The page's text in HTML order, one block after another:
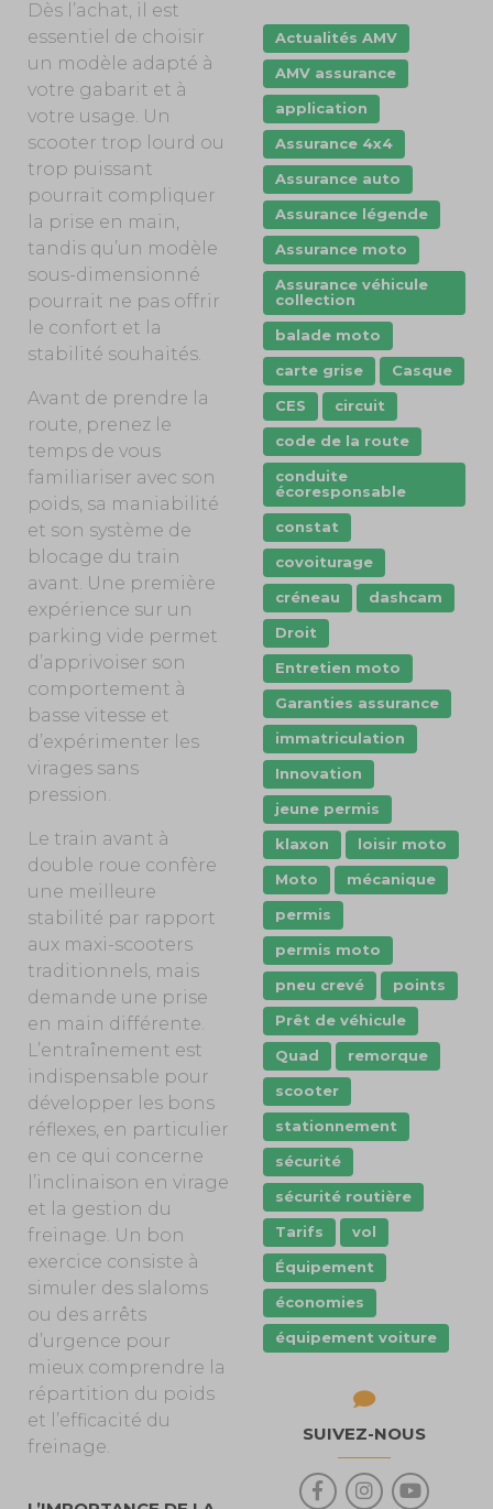
Dès l’achat, il est
essentiel de choisir
un modèle adapté à
votre gabarit et à
votre usage. Un
scooter trop lourd ou
trop puissant
pourrait compliquer
la prise en main,
tandis qu’un modèle
sous-dimensionné
pourrait ne pas offrir
le confort et la
stabilité souhaités.
Avant de prendre la
route, prenez le
temps de vous
familiariser avec son
poids, sa maniabilité
et son système de
blocage du train
avant. Une première
expérience sur un
parking vide permet
d’apprivoiser son
comportement à
basse vitesse et
d’expérimenter les
virages sans
pression.
Le train avant à
double roue confère
une meilleure
stabilité par rapport
aux maxi-scooters
traditionnels, mais
demande une prise
en main différente.
L’entraînement est
indispensable pour
développer les bons
réflexes, en particulier
en ce qui concerne
l’inclinaison en virage
et la gestion du
freinage. Un bon
exercice consiste à
simuler des slaloms
ou des arrêts
d’urgence pour
mieux comprendre la
répartition du poids
et l’efficacité du
freinage.
Actualités AMV
AMV assurance
application
Assurance 4x4
Assurance auto
Assurance légende
Assurance moto
Assurance véhicule
collection
balade moto
carte grise
Casque
CES
circuit
code de la route
conduite
écoresponsable
constat
covoiturage
créneau
dashcam
Droit
Entretien moto
Garanties assurance
immatriculation
Innovation
jeune permis
klaxon
loisir moto
Moto
mécanique
permis
permis moto
pneu crevé
points
Prêt de véhicule
Quad
remorque
scooter
stationnement
sécurité
sécurité routière
Tarifs
vol
Équipement
économies
équipement voiture
SUIVEZ-NOUS